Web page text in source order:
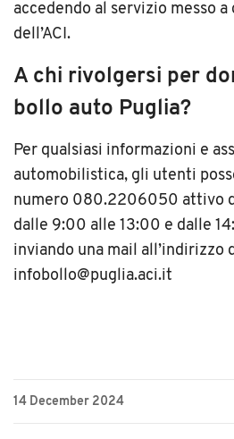
accedendo al servizio messo
dell’ACI.
A chi rivolgersi per
bollo auto Puglia?
Per qualsiasi informazioni e
automobilistica, gli utenti
numero 080.2206050 attivo
dalle 9:00 alle 13:00 e dalle
inviando una mail all’indirizzo
infobollo@puglia.aci.it
14 December 2024